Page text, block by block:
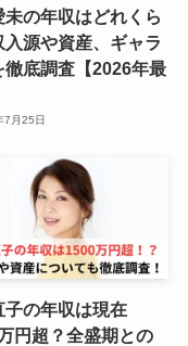
未の年収はどれくら
入源や資産、ギャラ
徹底調査【2026年最
7月25日
子の年収は現在
円超？全盛期との